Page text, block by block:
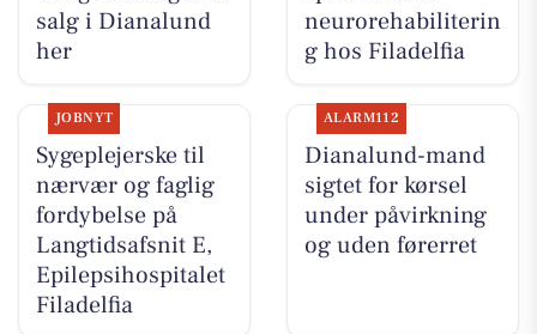
salg i Dianalund
her
neurorehabiliterin
g hos Filadelfia
JOBNYT
Sygeplejerske til
nærvær og faglig
fordybelse på
Langtidsafsnit E,
Epilepsihospitalet
Filadelfia
ALARM112
Dianalund-mand
sigtet for kørsel
under påvirkning
og uden førerret